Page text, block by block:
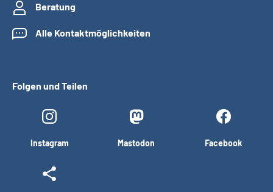
Beratung
Alle Kontaktmöglichkeiten
Folgen und Teilen
Instagram Mastodon Facebook